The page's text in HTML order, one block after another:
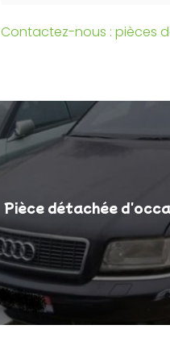
Contactez-nous : pièces
Pièce détachée